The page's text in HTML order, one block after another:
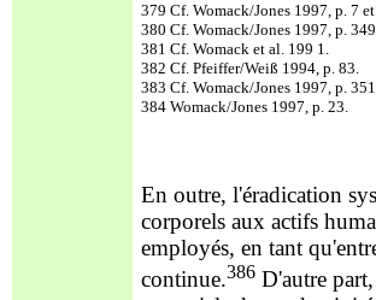
379 Cf. Womack/Jones 1997, p. 7
380 Cf. Womack/Jones 1997, p.
381 Cf. Womack et al. 199 1.
382 Cf. Pfeiffer/Weiß 1994, p. 83.
383 Cf. Womack/Jones 1997, p.
384 Womack/Jones 1997, p. 23.
En outre, l'éradication
corporels aux actifs
employés, en tant
continue.386 D'autre